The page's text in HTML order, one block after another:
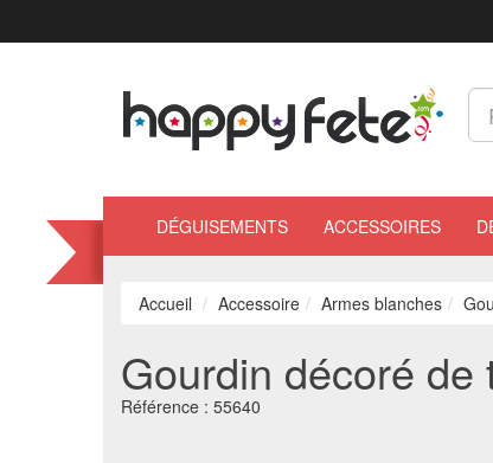
DÉGUISEMENTS ACCESSOIRES
Accueil Accessoire Armes blanches
Gourdin décoré de
Référence : 55640